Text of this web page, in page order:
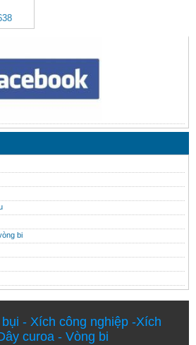
bi
- Xích công nghiệp-Xích
curoa- Vòng bi